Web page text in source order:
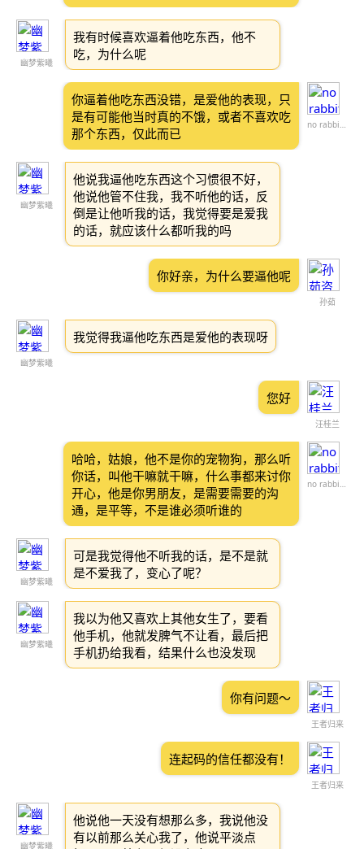
幽梦紫曦
我有时候喜欢逼着他吃东西，他不
吃，为什么呢
no rabbit brain
你逼着他吃东西没错，是爱他的表现，只
是有可能他当时真的不饿，或者不喜欢吃
那个东西，仅此而已
幽梦紫曦
他说我逼他吃东西这个习惯很不好，
他说他管不住我，我不听他的话，反
倒是让他听我的话，我觉得要是爱我
的话，就应该什么都听我的吗
孙茹
你好亲，为什么要逼他呢
幽梦紫曦
我觉得我逼他吃东西是爱他的表现呀
汪桂兰
您好
no rabbit brain
哈哈，姑娘，他不是你的宠物狗，那么听
你话，叫他干嘛就干嘛，什么事都来讨你
开心，他是你男朋友，是需要需要的沟
通，是平等，不是谁必须听谁的
幽梦紫曦
可是我觉得他不听我的话，是不是就
是不爱我了，变心了呢？
幽梦紫曦
我以为他又喜欢上其他女生了，要看
他手机，他就发脾气不让看，最后把
手机扔给我看，结果什么也没发现
王者归来
你有问题～
王者归来
连起码的信任都没有！
幽梦紫曦
他说他一天没有想那么多，我说他没
有以前那么关心我了，他说平淡点